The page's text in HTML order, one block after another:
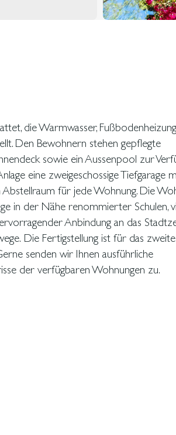
Die Fertigstellung ist für das zweite
senden wir Ihnen ausführliche
der verfügbaren Wohnungen zu.